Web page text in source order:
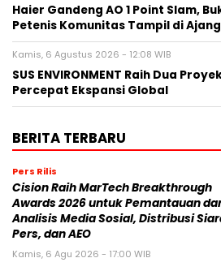
Haier Gandeng AO 1 Point Slam,
Petenis Komunitas Tampil di
Kamis, 6 Agustus 2026 - 12:08 WIB
SUS ENVIRONMENT Raih Dua
Percepat Ekspansi Global
BERITA TERBARU
Pers Rilis
Cision Raih MarTech Breakthrough
Awards 2026 untuk Pemantauan
Analisis Media Sosial, Distribusi
Pers, dan AEO
Kamis, 6 Agu 2026 - 17:00 WIB